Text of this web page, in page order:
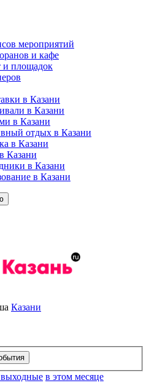
мероприятий
и кафе
и площадок
в Казани
в Казани
в Казани
отдых в Казани
в Казани
Казани
в Казани
в Казани
Казани
в этом месяце